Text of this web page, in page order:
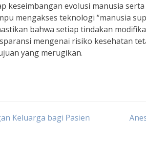
keseimbangan evolusi manusia
mengakses teknologi “manusia
bahwa setiap tindakan
mengenai risiko kesehatan
yang merugikan.
Keluarga bagi Pasien